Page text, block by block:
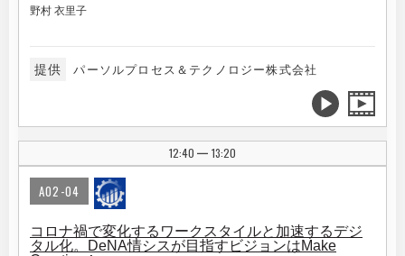
野村 衣里子
提供 パーソルプロセス＆テクノロジー株式会社
12:40 | 13:20
A02-04
コロナ禍で変化するワークスタイルと加速するデジ
タル化。DeNA情シスが目指すビジョンはMake